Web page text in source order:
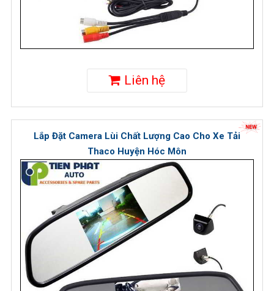
Liên hệ
Lắp Đặt Camera Lùi Chất Lượng Cao Cho Xe Tải
Thaco Huyện Hóc Môn